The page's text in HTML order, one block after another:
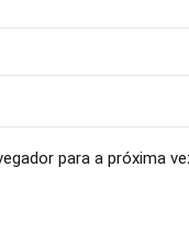
para a próxima